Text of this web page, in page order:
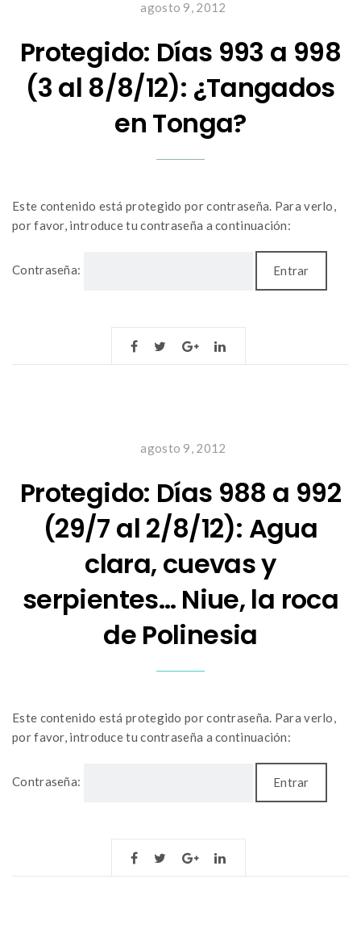
agosto 9, 2012
Protegido: Días 993 a 998
(3 al 8/8/12): ¿Tangados
en Tonga?
Este contenido está protegido por contraseña. Para verlo,
por favor, introduce tu contraseña a continuación:
Contraseña:
agosto 9, 2012
Protegido: Días 988 a 992
(29/7 al 2/8/12): Agua
clara, cuevas y
serpientes… Niue, la roca
de Polinesia
Este contenido está protegido por contraseña. Para verlo,
por favor, introduce tu contraseña a continuación:
Contraseña: